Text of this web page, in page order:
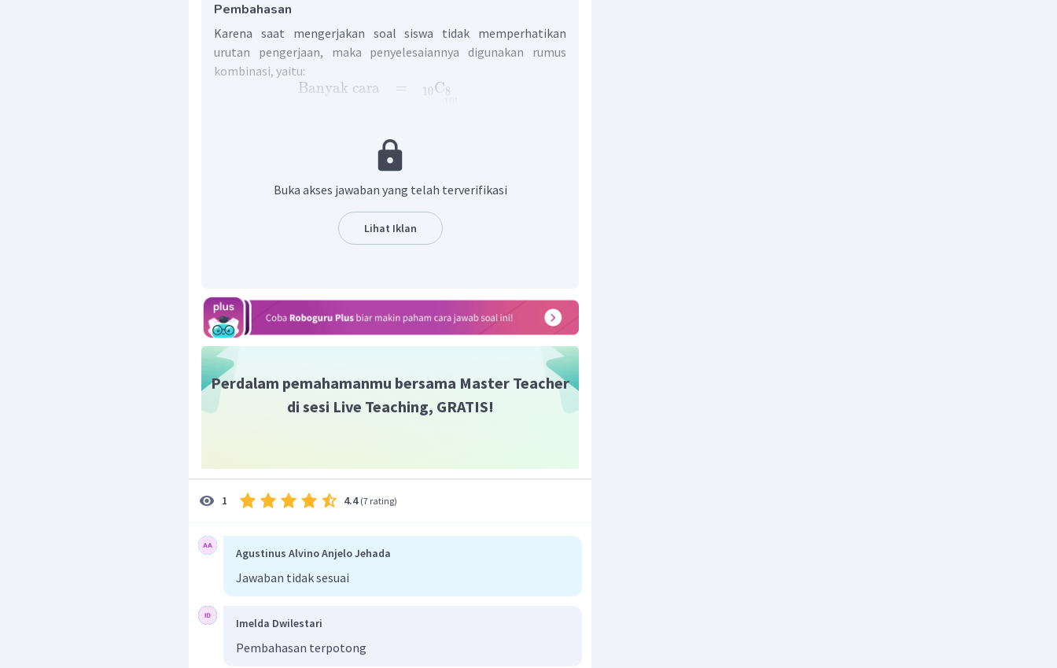
Pembahasan
Karena saat mengerjakan soal siswa tidak memperhatikan
urutan pengerjaan, maka penyelesaiannya digunakan rumus
kombinasi, yaitu:
Banyak cara
=
=
=
=
10C8
45
tersebut adalah 45 cara.
Buka akses jawaban yang telah terverifikasi
Lihat Iklan
Perdalam pemahamanmu bersama Master Teacher
di sesi Live Teaching, GRATIS!
1 4.4 (7 rating)
Agustinus Alvino Anjelo Jehada
Jawaban tidak sesuai
Imelda Dwilestari
Pembahasan terpotong